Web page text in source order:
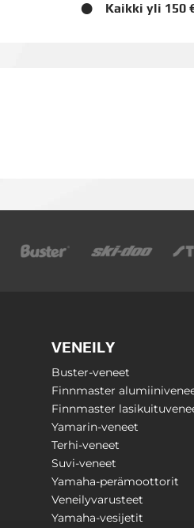
Kaikki yli 150
VENEILY
Buster-veneet
Finnmaster
Finnmaster
Yamarin-veneet
Terhi-veneet
Suvi-veneet
Yamaha-perämoottorit
Veneilyvarusteet
Yamaha-vesijetit